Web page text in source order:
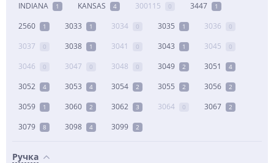
INDIANA 1 KANSAS 4 300115 0 3447 1
2560 1 3033 1 3034 0 3035 1 3036 0
3037 0 3038 1 3041 0 3043 1 3045 0
3046 0 3047 0 3048 0 3049 2 3051 4
3052 4 3053 4 3054 2 3055 2 3056 2
3059 1 3060 2 3062 3 3064 0 3067 2
3079 8 3098 4 3099 2
Ручка